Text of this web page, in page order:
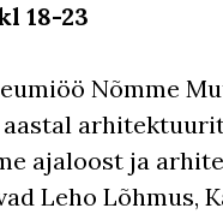
18-23
Nõmme
ajaloost ja
Leho Lõhmus,